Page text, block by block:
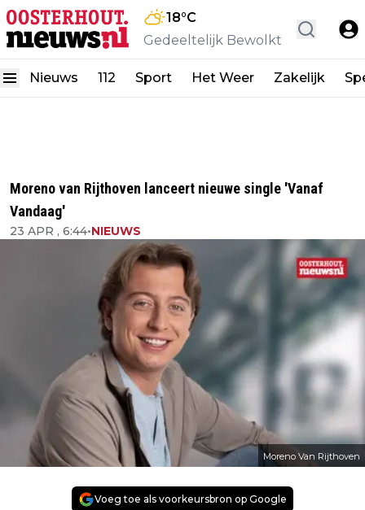
18°C
Gedeeltelijk Bewolkt
Nieuws 112 Sport Het Weer Zakelijk
Moreno van Rijthoven lanceert nieuwe single 'Vanaf
Vandaag'
23 APR , 6:44•NIEUWS
Moreno Van Rijthoven
Voeg toe als voorkeursbron op Google